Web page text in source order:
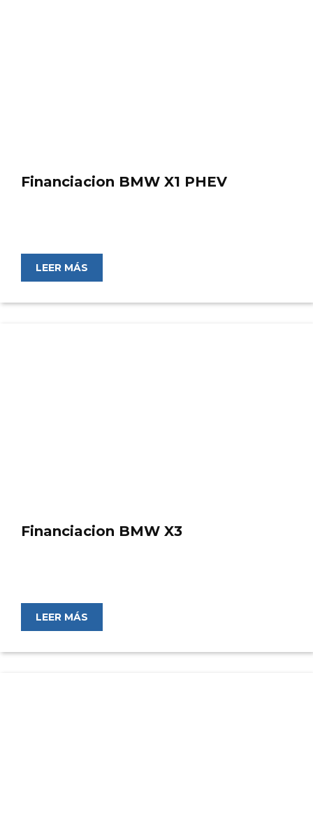
Financiacion BMW X1 PHEV
LEER MÁS
Financiacion BMW X3
LEER MÁS